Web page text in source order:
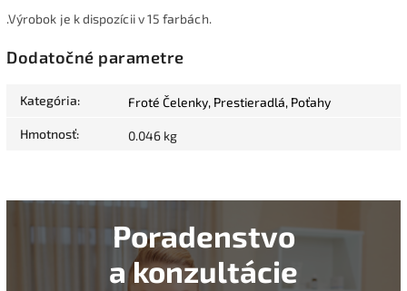
.Výrobok je k dispozícii v 15 farbách.
Dodatočné parametre
Kategória: Froté Čelenky, Prestieradlá, Poťahy
Hmotnosť: 0.046 kg
Poradenstvo
a konzultácie